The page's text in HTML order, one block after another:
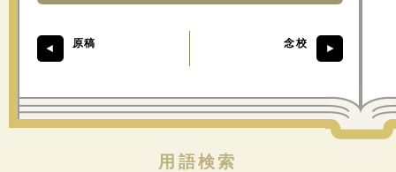
原稿 念校
用語検索